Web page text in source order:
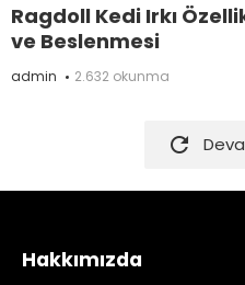
Ragdoll Kedi Irkı
ve Beslenmesi
admin 2.632 okunma

Hakkımızda